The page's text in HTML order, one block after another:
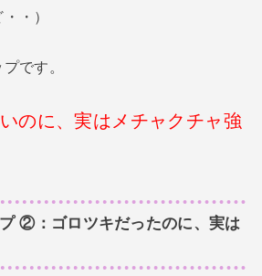
・）
です。
のに、実はメチャクチャ強
②：ゴロツキだったのに、実は